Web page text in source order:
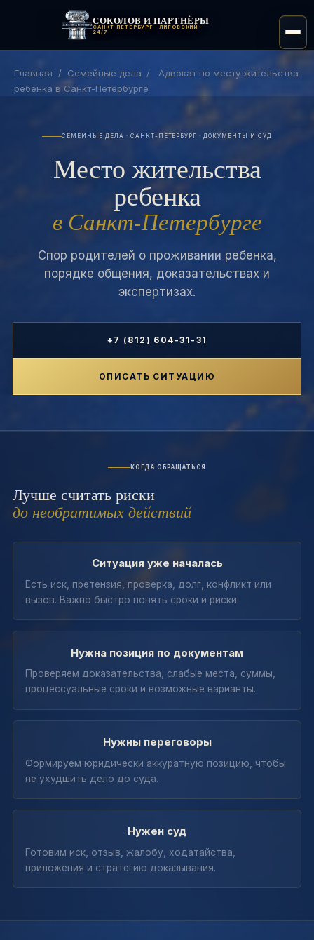
СОКОЛОВ И ПАРТНЁРЫ
САНКТ-ПЕТЕРБУРГ · ЛИГОВСКИЙ ·
24/7
Главная / Семейные дела /
Адвокат по месту жительства
ребенка в Санкт-Петербурге
СЕМЕЙНЫЕ ДЕЛА · САНКТ-ПЕТЕРБУРГ · ДОКУМЕНТЫ И СУД
Место жительства
ребенка
в Санкт-Петербурге
Спор родителей о проживании ребенка,
порядке общения, доказательствах и
экспертизах.
+7 (812) 604-31-31
ОПИСАТЬ СИТУАЦИЮ
КОГДА ОБРАЩАТЬСЯ
Лучше считать риски
до необратимых действий
Ситуация уже началась
Есть иск, претензия, проверка, долг, конфликт или
вызов. Важно быстро понять сроки и риски.
Нужна позиция по документам
Проверяем доказательства, слабые места, суммы,
процессуальные сроки и возможные варианты.
Нужны переговоры
Формируем юридически аккуратную позицию, чтобы
не ухудшить дело до суда.
Нужен суд
Готовим иск, отзыв, жалобу, ходатайства,
приложения и стратегию доказывания.